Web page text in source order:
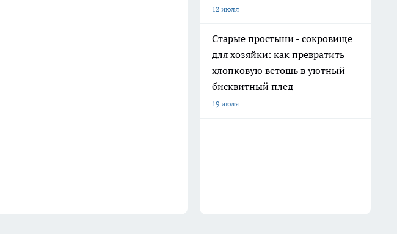
12 июля
Старые простыни - сокровище
для хозяйки: как превратить
хлопковую ветошь в уютный
бисквитный плед
19 июля